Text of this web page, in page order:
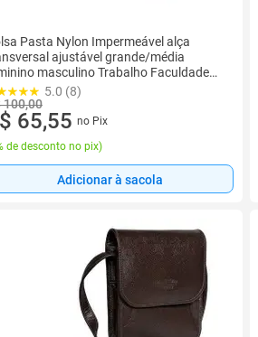
Pasta Nylon Impermeável alça
ajustável grande/média
masculino Trabalho Faculdade
etc
5.0 (8)
100,00
65,55 no Pix
de desconto no pix)
Adicionar à sacola